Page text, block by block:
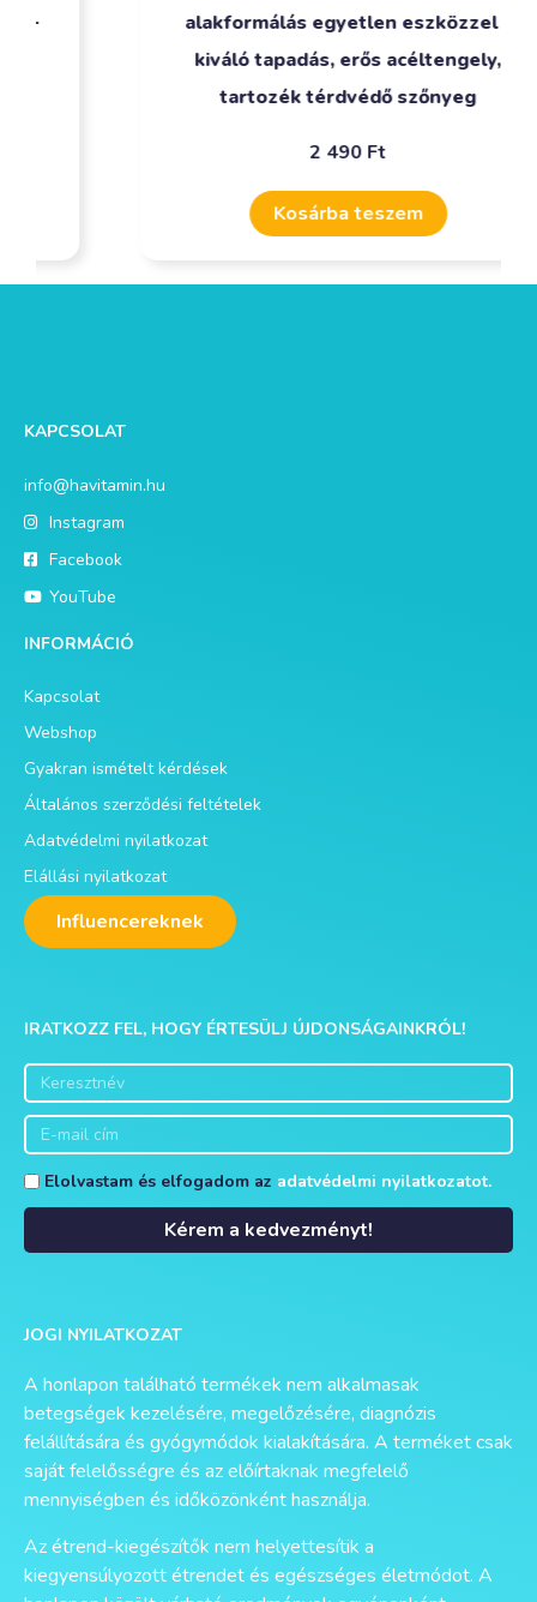
alakformálás egyetlen eszközzel –
kiváló tapadás, erős acéltengely,
tartozék térdvédő szőnyeg
Kosárba teszem
KAPCSOLAT
info@havitamin.hu
Instagram
Facebook
YouTube
INFORMÁCIÓ
Kapcsolat
Webshop
Gyakran ismételt kérdések
Általános szerződési feltételek
Adatvédelmi nyilatkozat
Elállási nyilatkozat
Influencereknek
IRATKOZZ FEL, HOGY ÉRTESÜLJ ÚJDONSÁGAINKRÓL!
Elolvastam és elfogadom az adatvédelmi nyilatkozatot.
Kérem a kedvezményt!
JOGI NYILATKOZAT
A honlapon található termékek nem alkalmasak
betegségek kezelésére, megelőzésére, diagnózis
felállítására és gyógymódok kialakítására. A terméket csak
saját felelősségre és az előírtaknak megfelelő
mennyiségben és időközönként használja.
Az étrend-kiegészítők nem helyettesítik a
kiegyensúlyozott étrendet és egészséges életmódot. A